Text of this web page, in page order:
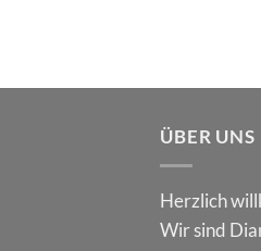
ÜBER UNS
Herzlich
Wir sind